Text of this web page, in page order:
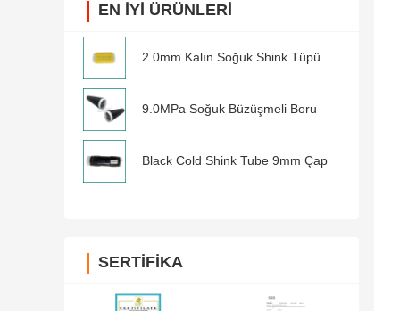
EN IYI ÜRÜNLERI
2.0mm Kalın Soğuk Shink Tüpü
9.0MPa Soğuk Büzüşmeli Boru
Black Cold Shink Tube 9mm Çap
SERTIFIKA